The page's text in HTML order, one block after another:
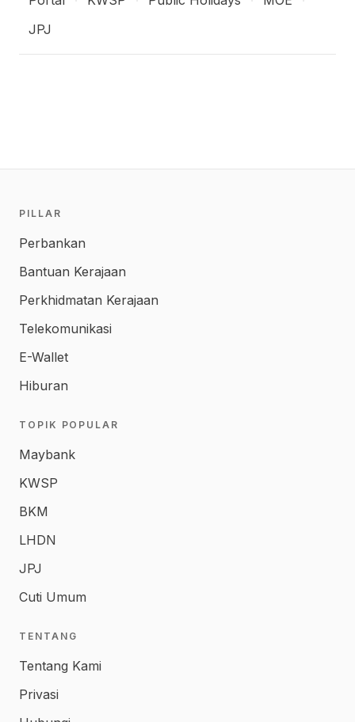
JPJ
PILLAR
Perbankan
Bantuan Kerajaan
Perkhidmatan Kerajaan
Telekomunikasi
E-Wallet
Hiburan
TOPIK POPULAR
Maybank
KWSP
BKM
LHDN
JPJ
Cuti Umum
TENTANG
Tentang Kami
Privasi